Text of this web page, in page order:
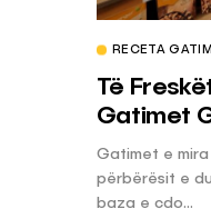
RECETA GATIMI
Të
Gatimet
Gatimet e
përbërësit e
baza e çdo...